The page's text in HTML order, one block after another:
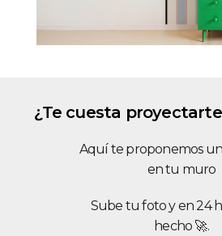
¿Te cuesta
Aquí te proponemos
en tu muro
Sube tu foto y en 24
hecho 🚀.